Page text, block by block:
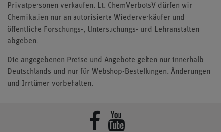
Privatpersonen verkaufen. Lt. ChemVerbotsV dürfen wir
Chemikalien nur an autorisierte Wiederverkäufer und
öffentliche Forschungs-, Untersuchungs- und Lehranstalten
abgeben.
Die angegebenen Preise und Angebote gelten nur innerhalb
Deutschlands und nur für Webshop-Bestellungen. Änderungen
und Irrtümer vorbehalten.